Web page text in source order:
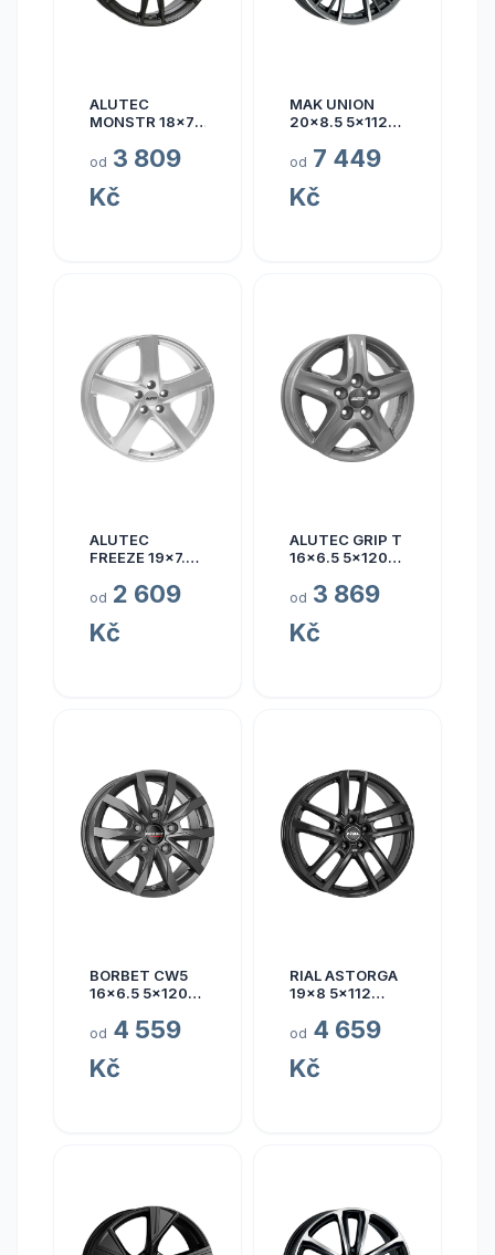
ALUTEC
MONSTR 18x7.5
od 3 809
Kč
MAK UNION
20x8.5 5x112
od 7 449
Kč
ALUTEC
FREEZE 19x7.5
od 2 609
Kč
ALUTEC GRIP T
16x6.5 5x120
od 3 869
Kč
BORBET CW5
16x6.5 5x120
od 4 559
Kč
RIAL ASTORGA
19x8 5x112
od 4 659
Kč